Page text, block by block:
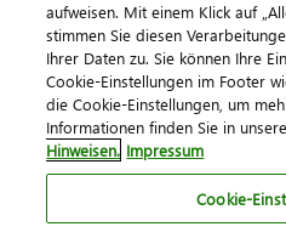
© 2026
Impressum
Cookie-
aufweisen. Mit einem Klick auf
stimmen Sie diesen
Ihrer Daten zu. Sie können Ihre
Cookie-Einstellungen im Footer
die Cookie-Einstellungen, um
Informationen finden Sie in
Hinweisen. Impressum
Cookie-